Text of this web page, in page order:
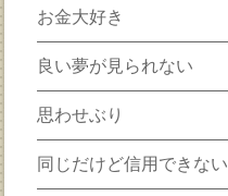
お金大好き
良い夢が見られない
思わせぶり
同じだけど信用できない